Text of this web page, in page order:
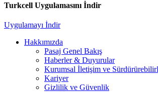
Turkcell Uygulamasını İndir
Uygulamayı İndir
Hakkımızda
Pasaj Genel Bakış
Haberler & Duyurular
Kurumsal İletişim ve
Kariyer
Gizlilik ve Güvenlik